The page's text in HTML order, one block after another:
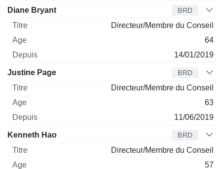
Diane Bryant BRD
Directeur/Membre du Conseil
64
14/01/2019
Justine Page BRD
Directeur/Membre du Conseil
63
11/06/2019
Kenneth Hao BRD
Directeur/Membre du Conseil
57